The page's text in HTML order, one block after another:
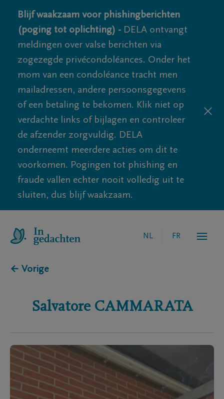
Blijf waakzaam voor phishingberichten
(poging tot oplichting) - DELA ontvangt
meldingen over valse berichten via
zogezegde privécondoléances. Onder het
mom van een condoléance tracht men
mailadressen, andere persoonsgegevens
of een betaling te bekomen. Klik niet op
verdachte links of bijlagen en controleer
de afzender zorgvuldig. DELA
onderneemt meerdere acties om dit te
voorkomen. Pogingen tot phishing en
fraude vallen echter nooit volledig uit te
sluiten, dus blijf waakzaam.
NL FR
← Vorige
Salvatore CAMMARATA